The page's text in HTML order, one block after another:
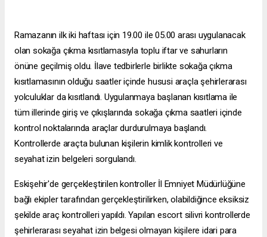
Ramazanın ilk iki haftası için 19.00 ile 05.00 arası uygulanacak
olan sokağa çıkma kısıtlamasıyla toplu iftar ve sahurların
önüne geçilmiş oldu. İlave tedbirlerle birlikte sokağa çıkma
kısıtlamasının olduğu saatler içinde hususi araçla şehirlerarası
yolculuklar da kısıtlandı. Uygulanmaya başlanan kısıtlama ile
tüm illerinde giriş ve çıkışlarında sokağa çıkma saatleri içinde
kontrol noktalarında araçlar durdurulmaya başlandı.
Kontrollerde araçta bulunan kişilerin kimlik kontrolleri ve
seyahat izin belgeleri sorgulandı.
Eskişehir'de gerçekleştirilen kontroller İl Emniyet Müdürlüğüne
bağlı ekipler tarafından gerçekleştirilirken, olabildiğince eksiksiz
şekilde araç kontrolleri yapıldı. Yapılan escort silivri kontrollerde
şehirlerarası seyahat izin belgesi olmayan kişilere idari para